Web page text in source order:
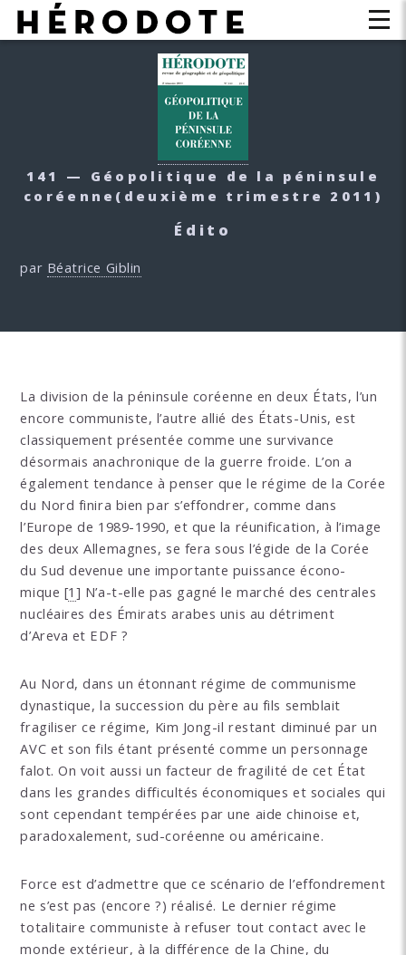
141 — Géopolitique de la péninsule
coréenne (deuxième trimestre 2011)
Édito
par Béatrice Giblin
La division de la péninsule coréenne en deux États, l’un
encore communiste, l’autre allié des États-Unis, est
classiquement présentée comme une survivance
désormais anachronique de la guerre froide. L’on a
également tendance à penser que le régime de la Corée
du Nord finira bien par s’effondrer, comme dans
l’Europe de 1989-1990, et que la réunification, à l’image
des deux Allemagnes, se fera sous l’égide de la Corée
du Sud devenue une importante puissance écono-
mique [1 ] N’a-t-elle pas gagné le marché des centrales
nucléaires des Émirats arabes unis au détriment
d’Areva et EDF ?
Au Nord, dans un étonnant régime de communisme
dynastique, la succession du père au fils semblait
fragiliser ce régime, Kim Jong-il restant diminué par un
AVC et son fils étant présenté comme un personnage
falot. On voit aussi un facteur de fragilité de cet État
dans les grandes difficultés économiques et sociales qui
sont cependant tempérées par une aide chinoise et,
paradoxalement, sud-coréenne ou américaine.
Force est d’admettre que ce scénario de l’effondrement
ne s’est pas (encore ?) réalisé. Le dernier régime
totalitaire communiste à refuser tout contact avec le
monde extérieur, à la différence de la Chine, du